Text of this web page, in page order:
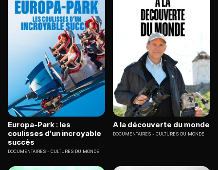
Europa-Park : les
coulisses d'un incroyable
succès
DOCUMENTAIRES CULTURES DU MONDE
A la découverte du monde
DOCUMENTAIRES CULTURES DU MONDE